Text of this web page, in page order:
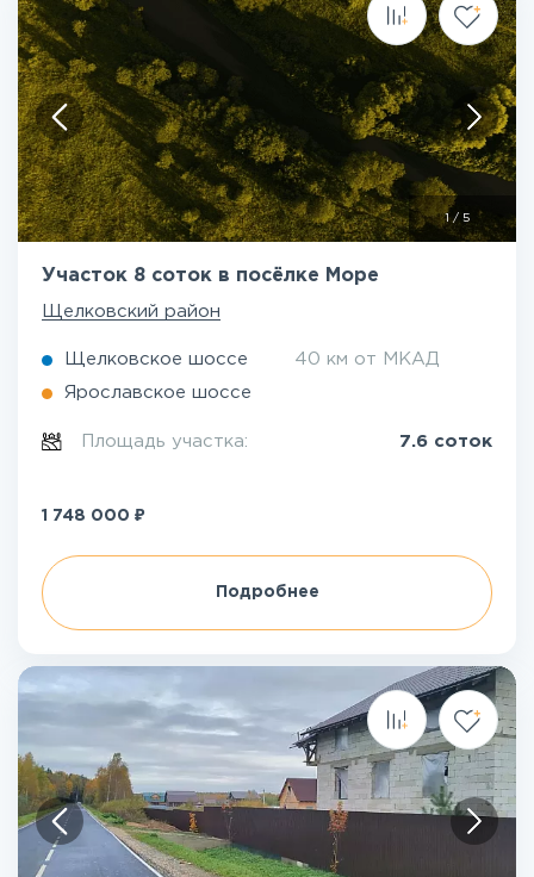
1/ 5
Участок 8 соток в посёлке Море
Щелковский район
Щелковское шоссе 40 км от МКАД
Ярославское шоссе
Площадь участка: 7.6 соток
1 748 000 ₽
Подробнее